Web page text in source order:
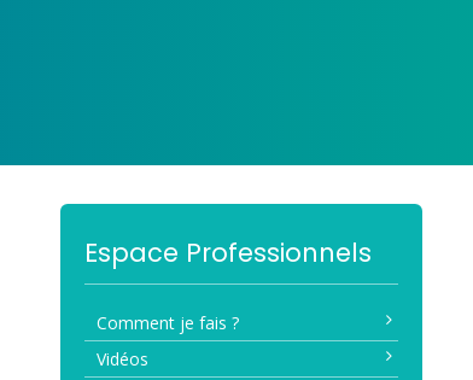
Espace Professionnels
Comment je fais ?
Vidéos